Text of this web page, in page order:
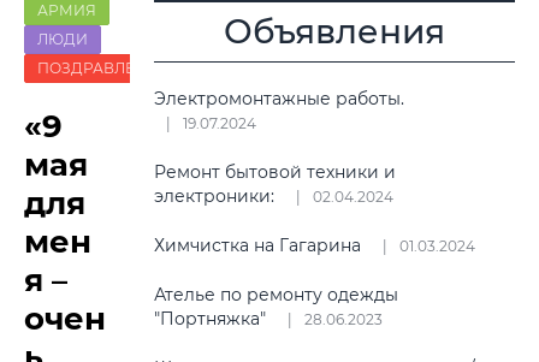
АРМИЯ
ЛЮДИ
ПОЗДРАВЛЕНИЯ
«9
мая
для
мен
я –
очен
Объявления
Электромонтажные работы.
19.07.2024
Ремонт бытовой техники и
электроники:
02.04.2024
Химчистка на Гагарина 01.03.2024
Ателье по ремонту одежды
"Портняжка"
28.06.2023